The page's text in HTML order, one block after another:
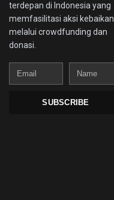
terdepan di Indonesia yang
memfasilitasi aksi kebaikan
melalui crowdfunding dan
donasi.
Email
Name
SUBSCRIBE